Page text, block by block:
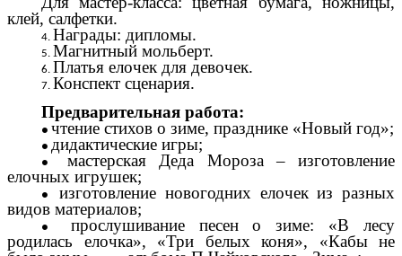
клей, салфетки.
Награды: дипломы.
Магнитный мольберт.
Платья елочек для девочек.
Конспект сценария.
Предварительная работа:
чтение стихов о зиме, празднике «Новый год»;
дидактические игры;
мастерская Деда Мороза – изготовление
елочных игрушек;
изготовление новогодних елочек из разных
видов материалов;
прослушивание песен о зиме: «В лесу
родилась елочка», «Три белых коня», «Кабы не